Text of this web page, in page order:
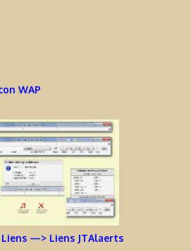
WAP
—> Liens JTAlaerts